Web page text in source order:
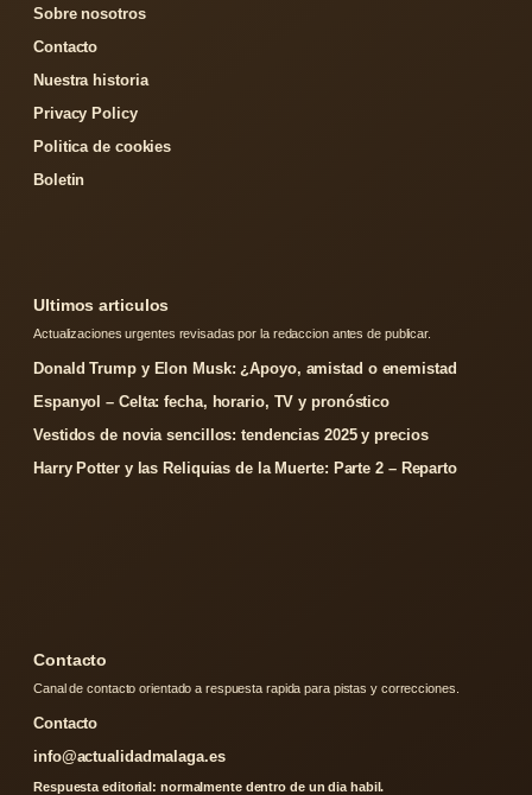
Sobre nosotros
Contacto
Nuestra historia
Privacy Policy
Politica de cookies
Boletin
Ultimos articulos
Actualizaciones urgentes revisadas por la redaccion antes de publicar.
Donald Trump y Elon Musk: ¿Apoyo, amistad o enemistad
Espanyol – Celta: fecha, horario, TV y pronóstico
Vestidos de novia sencillos: tendencias 2025 y precios
Harry Potter y las Reliquias de la Muerte: Parte 2 – Reparto
Contacto
Canal de contacto orientado a respuesta rapida para pistas y correcciones.
Contacto
info@actualidadmalaga.es
Respuesta editorial: normalmente dentro de un dia habil.